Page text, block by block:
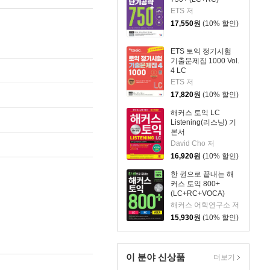
ETS 저
17,550원 (10% 할인)
ETS 토익 정기시험
기출문제집 1000 Vol.
4 LC
ETS 저
17,820원 (10% 할인)
해커스 토익 LC
Listening(리스닝) 기
본서
David Cho 저
16,920원 (10% 할인)
한 권으로 끝내는 해
커스 토익 800+
(LC+RC+VOCA)
해커스 어학연구소 저
15,930원 (10% 할인)
이 분야 신상품 더보기